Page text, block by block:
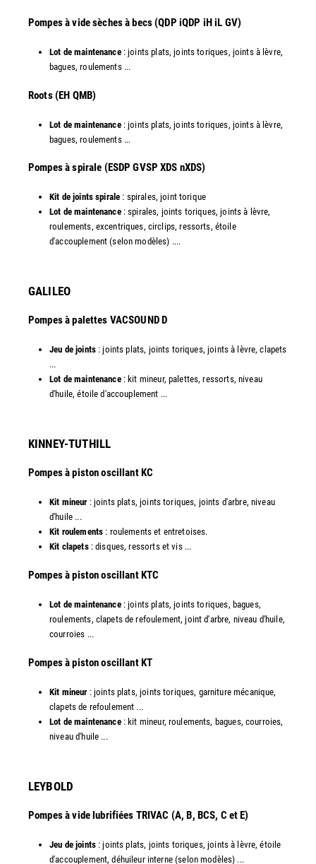
​Pompes à vide sèches à becs (QDP iQDP iH iL GV)
Lot de maintenance: joints plats, joints toriques, joints à lèvre,
bagues, roulements ...
Roots (EH QMB)
Lot de maintenance : joints plats, joints toriques, joints à lèvre,
bagues, roulements ...
​Pompes à spirale (ESDP GVSP XDS nXDS)
Kit de joints spirale : spirales, joint torique
Lot de maintenance: spirales, joints toriques, joints à lèvre,
roulements, excentriques, circlips, ressorts, étoile
d'accouplement (selon modèles) ....​
GALILEO
Pompes à palettes VACSOUND D
Jeu de joints : joints plats, joints toriques, joints à lèvre, clapets
...
Lot de maintenance: kit mineur, palettes, ressorts, niveau
d'huile, étoile d'accouplement ...​​
KINNEY-TUTHILL
Pompes à piston oscillant KC
Kit mineur : joints plats, joints toriques, joints d'arbre, niveau
d'huile ...
Kit roulements : roulements et entretoises.
Kit clapets: disques, ressorts et vis ...
​Pompes à piston oscillant KTC
Lot de maintenance : joints plats, joints toriques, bagues,
roulements, clapets de refoulement, joint d'arbre, niveau d'huile,
courroies ...
​Pompes à piston oscillant KT
Kit mineur : joints plats, joints toriques, garniture mécanique,
clapets de refoulement ...
Lot de maintenance: kit mineur, roulements, bagues, courroies,
niveau d'huile ...​
LEYBOLD
Pompes à vide lubrifiées TRIVAC (A, B, BCS, C et E)
Jeu de joints: joints plats, joints toriques, joints à lèvre, étoile
d'accouplement, déhuileur interne (selon modèles) ...